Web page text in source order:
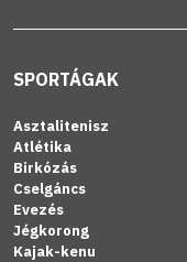
SPORTÁGAK
Asztalitenisz
Atlétika
Birkózás
Cselgáncs
Evezés
Jégkorong
Kajak-kenu